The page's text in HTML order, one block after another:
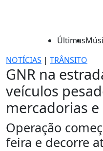
Últimas
NOTÍCIAS | TRÂNSITO
GNR na
veículos
mercadorias
Operação
feira e decorre